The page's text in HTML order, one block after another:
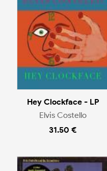
Hey Clockface - LP
Elvis Costello
31.50 €